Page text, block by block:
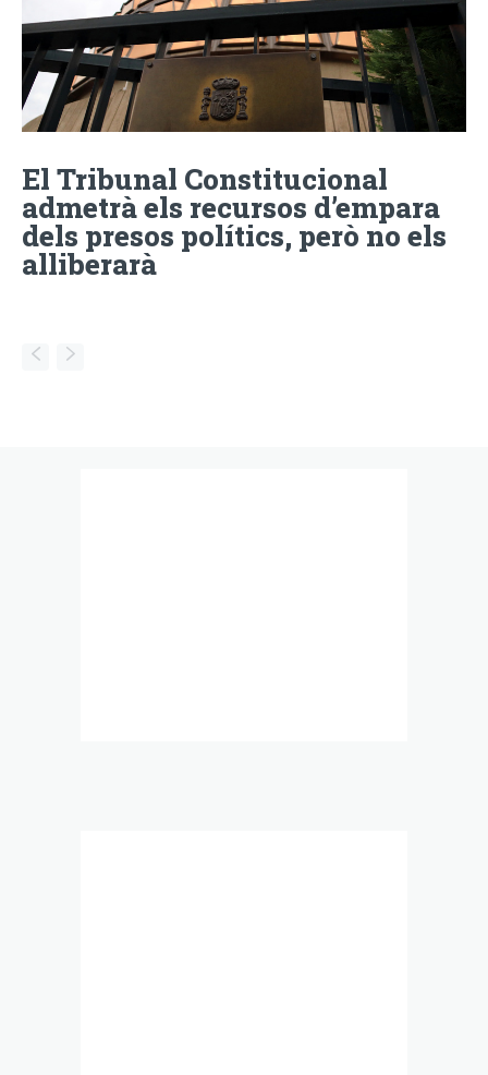
El Tribunal Constitucional
admetrà els recursos d’empara
dels presos polítics, però no els
alliberarà